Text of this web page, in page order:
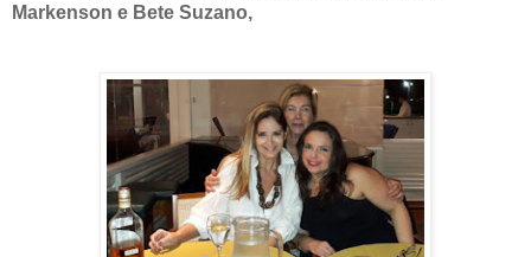
Markenson e Bete Suzano,